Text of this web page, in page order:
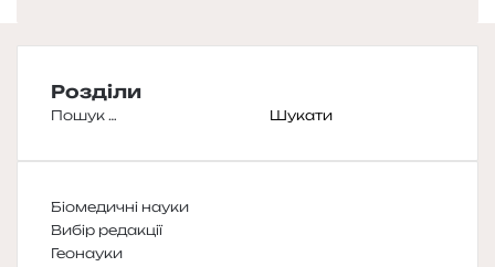
Розділи
Пошук:
Біомедичні науки
Вибір редакції
Геонауки